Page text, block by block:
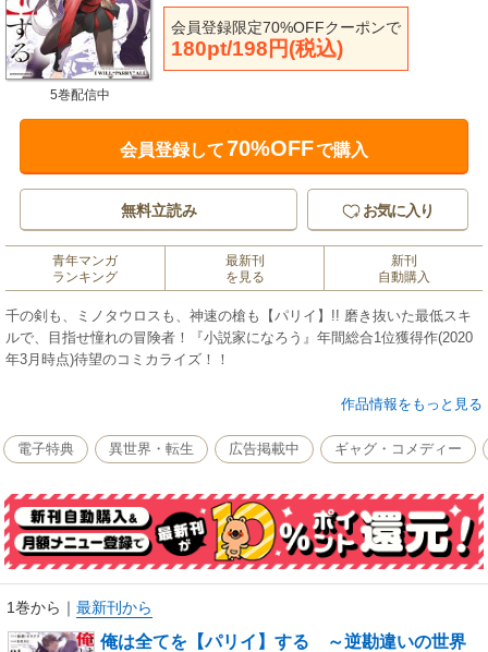
会員登録限定70%OFFクーポンで
180pt/198円(税込)
5巻配信中
会員登録して70%OFFで購入
無料立読み お気に入り
青年マンガ
ランキング
最新刊
を見る
新刊
自動購入
千の剣も、ミノタウロスも、神速の槍も【パリイ】!! 磨き抜いた最低スキ
ルで、目指せ憧れの冒険者！『小説家になろう』年間総合1位獲得作(2020
年3月時点)待望のコミカライズ！！
憧れの冒険者を目指し凄まじい修行を行う青年・ノール。
しかしどれだけ極め尽くしても、最低スキルしかないので冒険者にはなれ
ない…。
なので謙虚に真面目に修行の傍ら、街の雑用をこなす日々。
しかしある日、その無自覚の超絶能力故に国全体を揺るがす陰謀に巻き込
まれる…。
皆の役に立つ冒険者に、俺もなれる！？
※「小説家になろう」は株式会社ヒナプロジェクトの登録商標です。
作品情報をもっと見る
電子特典 異世界・転生 広告掲載中 ギャグ・コメディー
1巻から ｜ 最新刊から
俺は全てを【パリイ】する ～逆勘違いの世界